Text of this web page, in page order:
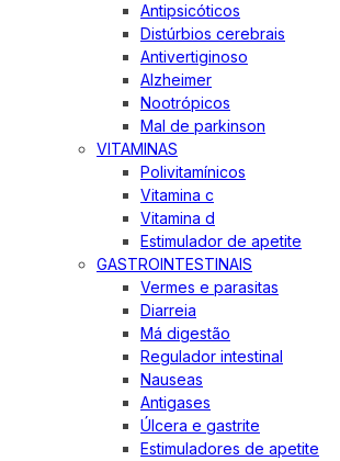
Antipsicóticos
Distúrbios cerebrais
Antivertiginoso
Alzheimer
Nootrópicos
Mal de parkinson
VITAMINAS
Polivitamínicos
Vitamina c
Vitamina d
Estimulador de apetite
GASTROINTESTINAIS
Vermes e parasitas
Diarreia
Má digestão
Regulador intestinal
Nauseas
Antigases
Úlcera e gastrite
Estimuladores de apetite